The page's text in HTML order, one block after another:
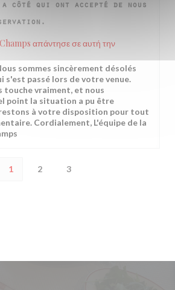
côté qui ont accepté de nous
απάντησε σε αυτή την
sommes sincèrement désolés
s'est passé lors de votre venue.
vraiment, et nous
point la situation a pu être
à votre disposition pour tout
Cordialement, L'équipe de la
1 2 3